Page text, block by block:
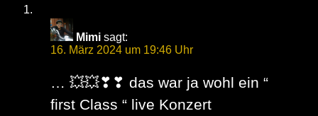
Mimi sagt:
16. März 2024 um 19:46 Uhr
… 💥💥❣❣ das war ja wohl ein “
first Class “ live Konzert